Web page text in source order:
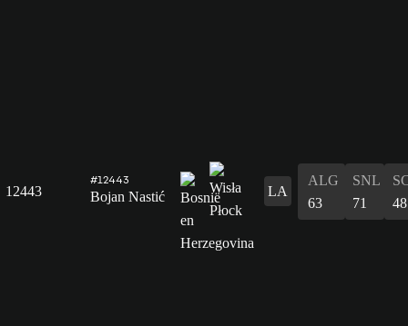
12443
#12443
Bojan Nastić LA
ALG
63
SNL
71
48